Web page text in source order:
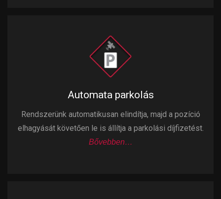
Automata parkolás
Rendszerünk automatikusan elindítja, majd a pozíció
elhagyását követően le is állítja a parkolási díjfizetést.
Bővebben…